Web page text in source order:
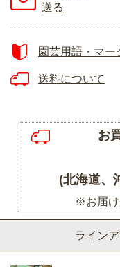
ライン
送る
園芸用語・マー
送料について
お
(北海道、
※お届け